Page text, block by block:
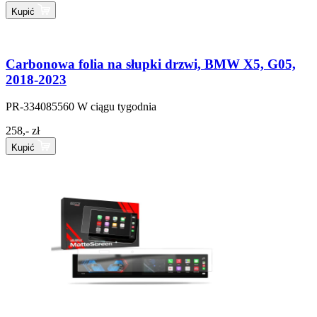
Kupić
Carbonowa folia na słupki drzwi, BMW X5, G05,
2018-2023
PR-334085560 W ciągu tygodnia
258,- zł
Kupić